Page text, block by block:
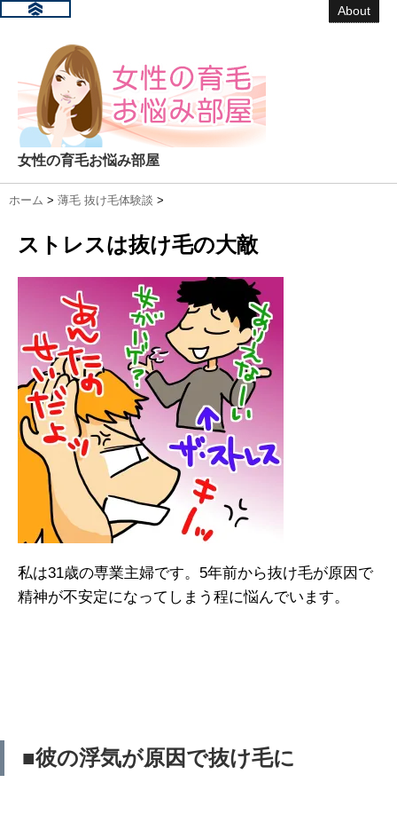
About
女性の育毛お悩み部屋
ホーム > 薄毛 抜け毛体験談 >
ストレスは抜け毛の大敵
私は31歳の専業主婦です。5年前から抜け毛が原因で
精神が不安定になってしまう程に悩んでいます。
■彼の浮気が原因で抜け毛に